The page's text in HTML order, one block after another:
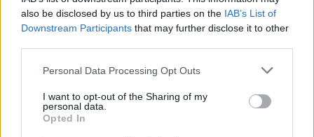
also be disclosed by us to third parties on the IAB’s List of
Downstream Participants that may further disclose it to other
Personal Data Processing Opt Outs
I want to opt-out of the Sharing of my
personal data.
Opted In
Κατέρρευσε οροφή ανακαινισμένου ΤΕΠ και ο
Άδωνις Γεωργιάδης επιτίθεται στους...
εργαζόμενους
ΠΟΛΙΤΙΚΉ ΥΓΕΊΑΣ